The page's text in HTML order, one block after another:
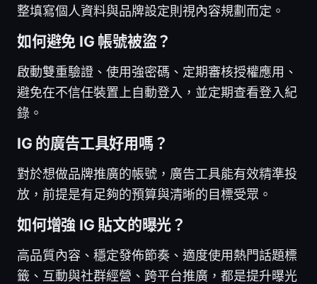
整填寫個人資料與品牌設定則視內容規劃而定。
如何避免 IG 帳號被盜？
啟動雙重驗證、使用強密碼、定期審核授權應用、
避免在不信任裝置上自動登入，並定期查看登入紀
錄。
IG 的廣告工具好用嗎？
對於想做品牌推廣的帳號，廣告工具能有效精準投
放，前提是有足夠的預算與清晰的目標受眾。
如何增強 IG 貼文的曝光？
高品質內容、穩定發佈節奏、適度使用熱門話題標
籤、互動與社群經營、跨平台推廣，都是提升曝光